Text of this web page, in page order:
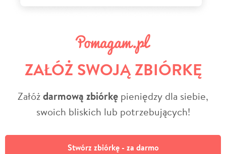
ZAŁÓŻ SWOJĄ ZBIÓRKĘ
Załóżdarmową zbiórkę pieniędzy dla siebie,
swoich bliskich lub potrzebujących!
Stwórz zbiórkę - za darmo